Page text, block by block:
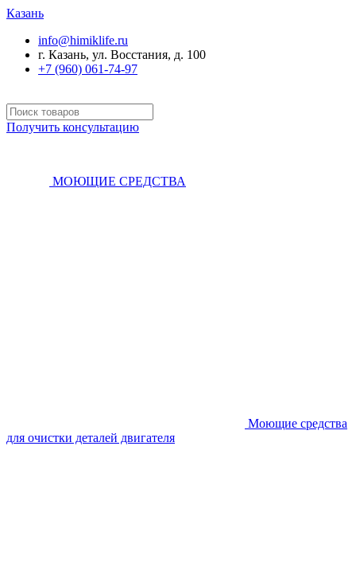
Казань
info@himiklife.ru
г. Казань, ул. Восстания, д. 100
+7 (960) 061-74-97
Получить консультацию
МОЮЩИЕ СРЕДСТВА
Моющие средства
для очистки деталей двигателя